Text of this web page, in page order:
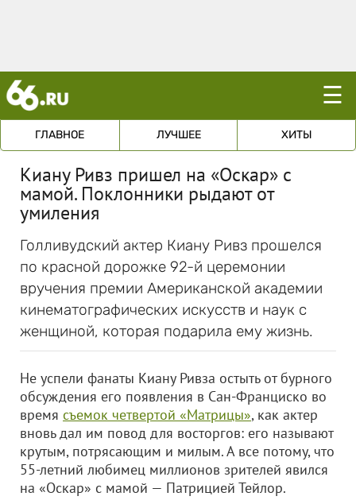
☰
ГЛАВНОЕ ЛУЧШЕЕ ХИТЫ
Киану Ривз пришел на «Оскар» с
мамой. Поклонники рыдают от
умиления
Голливудский актер Киану Ривз прошелся
по красной дорожке 92-й церемонии
вручения премии Американской академии
кинематографических искусств и наук с
женщиной, которая подарила ему жизнь.
Не успели фанаты Киану Ривза остыть от бурного
обсуждения его появления в Сан-Франциско во
время съемок четвертой «Матрицы», как актер
вновь дал им повод для восторгов: его называют
крутым, потрясающим и милым. А все потому, что
55-летний любимец миллионов зрителей явился
на «Оскар» с мамой — Патрицией Тейлор.